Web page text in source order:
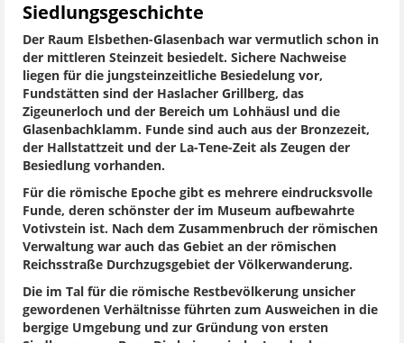
Siedlungsgeschichte
Der Raum Elsbethen-Glasenbach war vermutlich schon in
der mittleren Steinzeit besiedelt. Sichere Nachweise
liegen für die jungsteinzeitliche Besiedelung vor,
Fundstätten sind der Haslacher Grillberg, das
Zigeunerloch und der Bereich um Lohhäusl und die
Glasenbachklamm. Funde sind auch aus der Bronzezeit,
der Hallstattzeit und der La-Tene-Zeit als Zeugen der
Besiedlung vorhanden.
Für die römische Epoche gibt es mehrere eindrucksvolle
Funde, deren schönster der im Museum aufbewahrte
Votivstein ist. Nach dem Zusammenbruch der römischen
Verwaltung war auch das Gebiet an der römischen
Reichsstraße Durchzugsgebiet der Völkerwanderung.
Die im Tal für die römische Restbevölkerung unsicher
gewordenen Verhältnisse führten zum Ausweichen in die
bergige Umgebung und zur Gründung von ersten